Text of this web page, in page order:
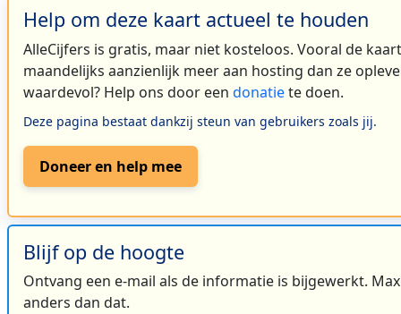
Help om deze kaart actueel te houden
AlleCijfers is gratis, maar niet kosteloos. Vooral de
maandelijks aanzienlijk meer aan hosting dan ze
waardevol? Help ons door een donatiete doen.
Deze pagina bestaat dankzij steun van gebruikers zoals jij.
Doneer en help mee
Blijf op de hoogte
Ontvang een e-mail als de informatie is bijgewerkt.
anders dan dat.